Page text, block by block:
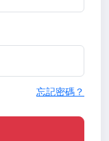
忘記密碼？